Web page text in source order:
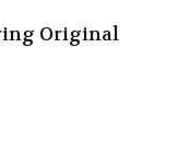
Original